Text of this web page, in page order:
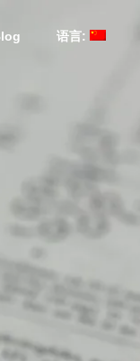
语言:
電子移動
会に参加